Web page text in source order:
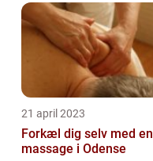
21 april 2023
Forkæl dig selv med en
massage i Odense